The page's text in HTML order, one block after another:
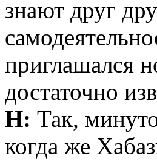
знают друг
приглашался
достаточно
Н: Так,
когда же